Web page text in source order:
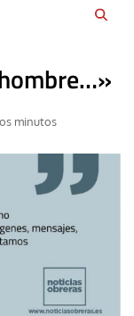
minutos